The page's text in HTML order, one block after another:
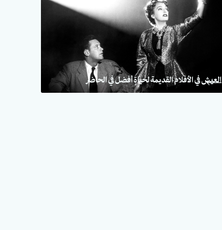
العيش في الأفلام القديمة لحياةٍ أفضل في الحاضر